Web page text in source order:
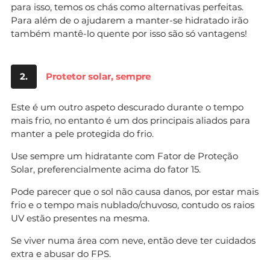
para isso, temos os chás como alternativas perfeitas.
Para além de o ajudarem a manter-se hidratado irão
também mantê-lo quente por isso são só vantagens!
2. Protetor solar, sempre
Este é um outro aspeto descurado durante o tempo
mais frio, no entanto é um dos principais aliados para
manter a pele protegida do frio.
Use sempre um hidratante com Fator de Proteção
Solar, preferencialmente acima do fator 15.
Pode parecer que o sol não causa danos, por estar mais
frio e o tempo mais nublado/chuvoso, contudo os raios
UV estão presentes na mesma.
Se viver numa área com neve, então deve ter cuidados
extra e abusar do FPS.